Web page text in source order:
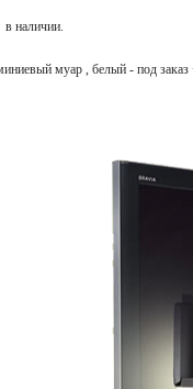
наличии.
муар , белый - под заказ